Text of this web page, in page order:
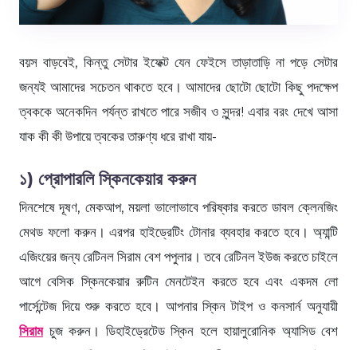
বয়স বাড়বেই, কিন্তু সেটার ইফেক্ট যেন ফেইসে তাড়াতাড়ি না পড়ে সেটার
জন্যই আমাদের সচেতন থাকতে হবে। আমাদের ছোটো ছোটো কিছু পদক্ষেপ
ত্বককে অনেকদিন পর্যন্ত রাখতে পারে সজীব ও সুন্দর! এবার বরং দেখে আসা
যাক কী কী উপায়ে ত্বকের তারুণ্য ধরে রাখা যায়-
১) প্রোপারলি স্কিনকেয়ার করুন
দিনশেষে দূষণ, মেকআপ, ময়লা ভালোভাবে পরিষ্কার করতে ডাবল ক্লেনজিং
মেথড ফলো করুন। এরপর হাইড্রেটিং টোনার ব্যবহার করতে হবে। অ্যান্টি
এজিংয়ের জন্য রেটিনল সিরাম বেশ পপুলার। তবে রেটিনল ইউজ করতে চাইলে
আগে বেসিক স্কিনকেয়ার রুটিন মেনটেইন করতে হবে এবং একদম লো
পার্সেন্টেজ দিয়ে শুরু করতে হবে। আপনার স্কিন টাইপ ও কনসার্ন অনুযায়ী
সিরামচুজ করুন। ডিহাইড্রেটেড স্কিন হলে হায়ালুরোনিক অ্যাসিড বেশ